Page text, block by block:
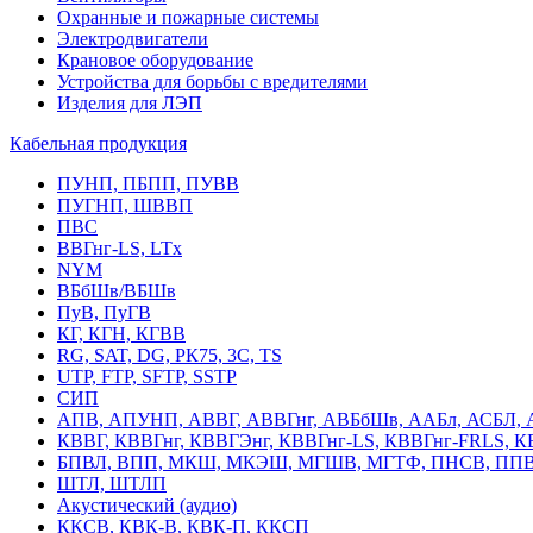
Охранные и пожарные системы
Электродвигатели
Крановое оборудование
Устройства для борьбы с вредителями
Изделия для ЛЭП
Кабельная продукция
ПУНП, ПБПП, ПУВВ
ПУГНП, ШВВП
ПВС
ВВГнг-LS, LTx
NYM
ВБбШв/ВБШв
ПуВ, ПуГВ
КГ, КГН, КГВВ
RG, SAT, DG, РК75, 3С, TS
UTP, FTP, SFTP, SSTP
СИП
АПВ, АПУНП, АВВГ, АВВГнг, АВБбШв, ААБл, АСБЛ,
КВВГ, КВВГнг, КВВГЭнг, КВВГнг-LS, КВВГнг-FRLS,
БПВЛ, ВПП, МКШ, МКЭШ, МГШВ, МГТФ, ПНСВ,
ШТЛ, ШТЛП
Акустический (аудио)
ККСВ, КВК-В, КВК-П, ККСП